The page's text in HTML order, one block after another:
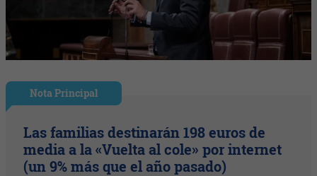
Nota Principal
Las familias destinarán 198 euros de
media a la «Vuelta al cole» por internet
(un 9% más que el año pasado)